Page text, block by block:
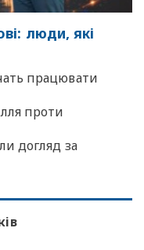
люди, які
працювати
проти
догляд за